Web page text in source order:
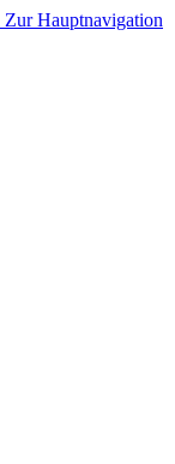
Zur Hauptnavigation